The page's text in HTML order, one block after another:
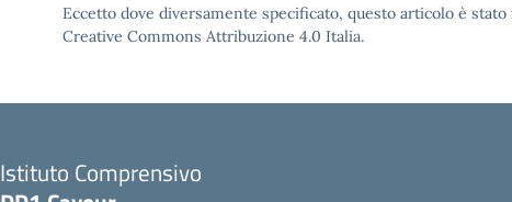
Eccetto dove diversamente specificato, questo articolo è
Creative Commons Attribuzione 4.0 Italia.
Istituto Comprensivo